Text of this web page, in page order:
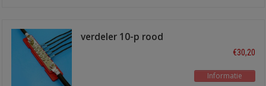
verdeler 10-p rood
€30,20
Informatie